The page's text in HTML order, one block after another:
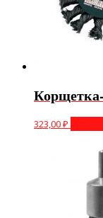
323,00₽